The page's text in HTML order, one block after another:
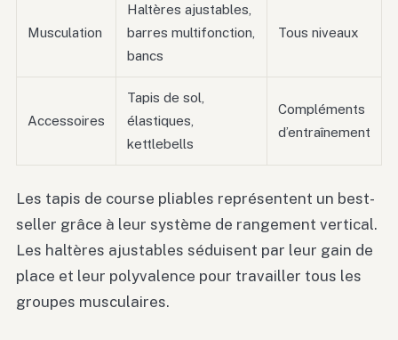
Musculation
Haltères ajustables,
barres multifonction,
bancs
Tous niveaux
Accessoires
Tapis de sol,
élastiques,
kettlebells
Compléments
d’entraînement
Les tapis de course pliables représentent un best-
seller grâce à leur système de rangement vertical.
Les haltères ajustables séduisent par leur gain de
place et leur polyvalence pour travailler tous les
groupes musculaires.